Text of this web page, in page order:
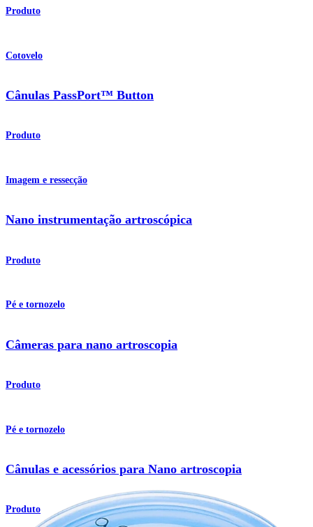
Produto
Cotovelo
Cânulas PassPort™ Button
Produto
Imagem e ressecção
Nano instrumentação artroscópica
Produto
Pé e tornozelo
Câmeras para nano artroscopia
Produto
Pé e tornozelo
Cânulas e acessórios para Nano artroscopia
Produto